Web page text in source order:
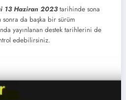
13 Haziran 2023tarihinde sona
da başka bir sürüm
yayınlanan destek tarihlerini de
edebilirsiniz.